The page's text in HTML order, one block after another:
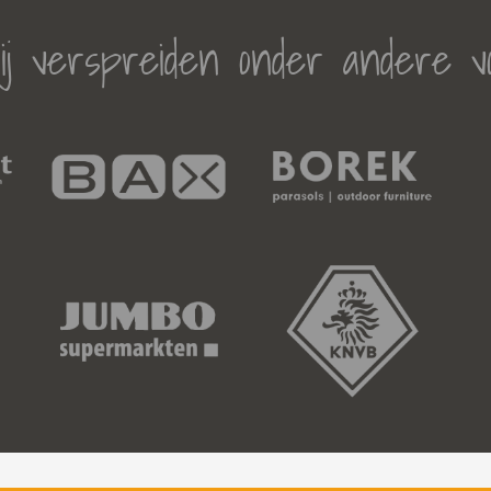
verspreiden onder andere